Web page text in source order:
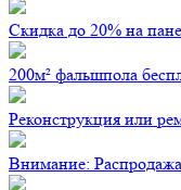
Скидка до 20% на
200м² фальшпола
Реконструкция или
Внимание: